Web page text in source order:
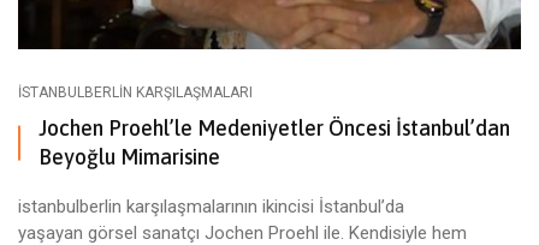
ISTANBULBERLIN KARŞILAŞMALARI
Jochen Proehl’le Medeniyetler Öncesi İstanbul’dan
Beyoğlu Mimarisine
istanbulberlin karşılaşmalarının ikincisi İstanbul’da
yaşayan görsel sanatçı Jochen Proehl ile. Kendisiyle hem